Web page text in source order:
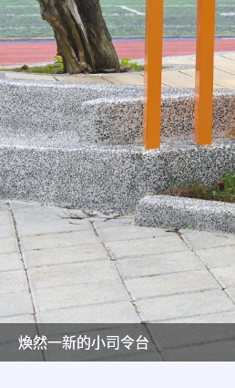
美麗的操場是我們活力的來源
美麗的操場是我們活力的來源
煥然一新的小司令台
煥然一新的小司令台
富含桃園埤塘田園風光意象的中廊
富含桃園埤塘田園風光意象的中廊
嶄新的中庭廣場
嶄新的中庭廣場
水生池生生不息
水生池生生不息